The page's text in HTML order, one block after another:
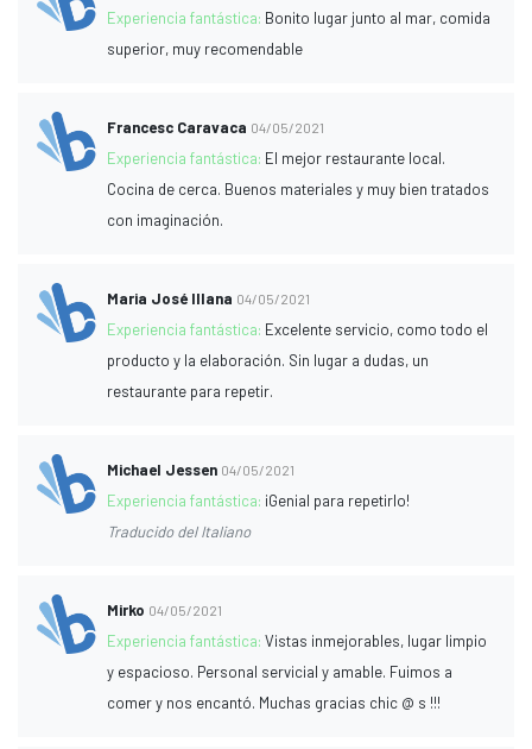
Experiencia fantástica: Bonito lugar junto al mar, comida
superior, muy recomendable
Francesc Caravaca 04/05/2021
Experiencia fantástica: El mejor restaurante local.
Cocina de cerca. Buenos materiales y muy bien tratados
con imaginación.
Maria José Illana 04/05/2021
Experiencia fantástica: Excelente servicio, como todo el
producto y la elaboración. Sin lugar a dudas, un
restaurante para repetir.
Michael Jessen 04/05/2021
Experiencia fantástica: ¡Genial para repetirlo!
Traducido del Italiano
Mirko 04/05/2021
Experiencia fantástica:Vistas inmejorables, lugar limpio
y espacioso. Personal servicial y amable. Fuimos a
comer y nos encantó. Muchas gracias chic @ s !!!